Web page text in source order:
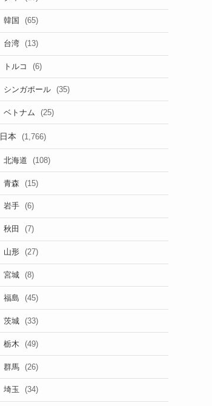
韓国 (65)
台湾 (13)
トルコ (6)
シンガポール (35)
ベトナム (25)
日本 (1,766)
北海道 (108)
青森 (15)
岩手 (6)
秋田 (7)
山形 (27)
宮城 (8)
福島 (45)
茨城 (33)
栃木 (49)
群馬 (26)
埼玉 (34)